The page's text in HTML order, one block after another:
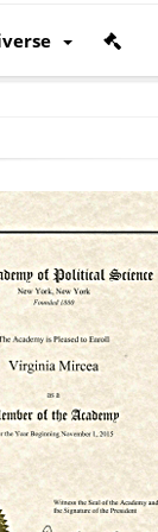
României în U.E.